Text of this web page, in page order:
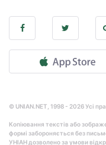
© UNIAN.NET, 1998 - 2026 Усі
Копіювання текстів або
формі забороняється без
УНІАН дозволено за умови